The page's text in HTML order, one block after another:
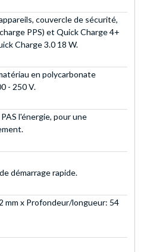
couvercle de sécurité,
PPS) et Quick Charge 4+
Charge 3.0 18 W.
en polycarbonate
- 250 V.
l'énergie, pour une
démarrage rapide.
mm x Profondeur/longueur: 54